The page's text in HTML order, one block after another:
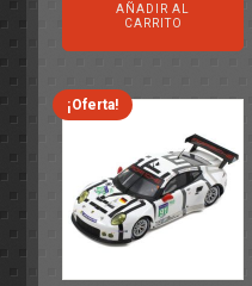
original
era:
82,40€.
es:
59,95€.
AÑADIR AL
CARRITO
¡Oferta!